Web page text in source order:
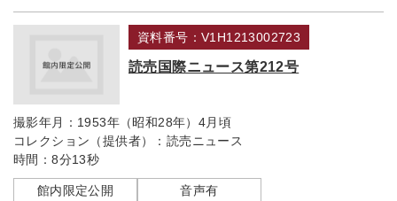
資料番号：V1H1213002723
読売国際ニュース第212号
撮影年月： 1953年（昭和28年）4月頃
コレクション（提供者）： 読売ニュース
時間：8分13秒
館内限定公開
音声有